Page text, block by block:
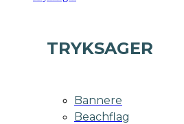
TRYKSAGER
Bannere
Beachflag